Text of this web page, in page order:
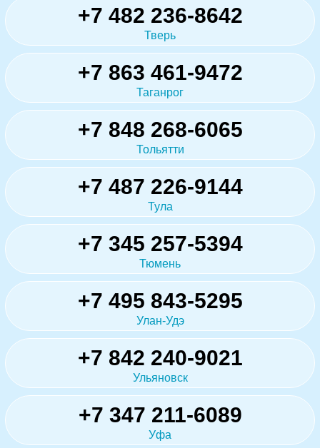
+7 482 236-8642
Тверь
+7 863 461-9472
Таганрог
+7 848 268-6065
Тольятти
+7 487 226-9144
Тула
+7 345 257-5394
Тюмень
+7 495 843-5295
Улан-Удэ
+7 842 240-9021
Ульяновск
+7 347 211-6089
Уфа